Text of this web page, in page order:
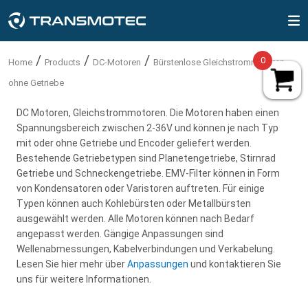
0
MENÜ
Produkte
Kundenfälle
Kontaktieren
Über uns
Produkte
Drehbewegung
Bürstenlose DC-motoren
DC-Motoren
Schrittmotoren
Lineare Bewegung
AC-GETRIEBEMOTOREN
Getriebemotorennsmote
AC-Umkehrgetriebemotoren
110-230V | 1200-1550 rpm | ≤ 930 mNm
Reversibel
AC-Getriebemotoren mit
einstellbarer Drehzahl
Drehzahlregler für
BÜRSTENLOSE DC-MOTOREN
Gleichstrommotoren
12-48V | 1800-10,000rpm | ≤ 2Nm
(Ohne Getriebe)
Gleichstrommotoren mit
Planetengetriebe und Bürsten
Ø12-124mm | 2-2750rpm | ≤ 18Nm
Bürstenlose DC Motoren BT
integriertem Steuerung
DC-MOTOREN
ohne Getriebe
2-36V | 2000-24,000rpm | ≤ 2Nm
(Ohne Getriebe)
Gleichstrommotoren mit
Planetengetriebe und Bürsten
Ø12-124mm | 2-2750rpm | ≤ 18Nm
Gleichstrommotoren mit
Stirnradbürsten
SCHRITTMOTOREN
Mit Kabelverbindung
Schrittmotoren 1,8 Grad Stecker
Schrittmotoren 1,8 Grad Kabel
Haltemoment 0.02-3.00 Nm
Schrittmotorsteuerung
ELEKTROZYLINDER
Halterungen
HUBMAGNETE
Rohr
Selbsthaltemagnet
Elektro Haftmagnete
SCHALTNETZTEIL
DE
English - EU-country (EUR)
English - Non EU-country (USD)
Dansk (DKK)
Deutsch (EUR)
EINHEITSSYSTEM
Imperial
VAT
Preis exkl. MwSt.
Home / Products / DC-Motoren / Bürstenlose Gleichstrommotoren
ohne Getriebe
DC Motoren, Gleichstrommotoren. Die Motoren haben einen
Spannungsbereich zwischen 2-36V und können je nach Typ
mit oder ohne Getriebe und Encoder geliefert werden.
Bestehende Getriebetypen sind Planetengetriebe, Stirnrad
Getriebe und Schneckengetriebe. EMV-Filter können in Form
von Kondensatoren oder Varistoren auftreten. Für einige
Typen können auch Kohlebürsten oder Metallbürsten
ausgewählt werden. Alle Motoren können nach Bedarf
angepasst werden. Gängige Anpassungen sind
Wellenabmessungen, Kabelverbindungen und Verkabelung.
Lesen Sie hier mehr überAnpassungen und kontaktieren Sie
uns für weitere Informationen.